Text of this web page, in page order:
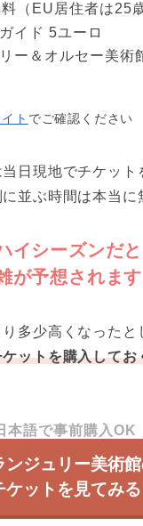
（EU居住者は25
イド 5ユーロ
ー＆オルセー美術
ト でご確認ください
日現地でチケット
並ぶ時間は本当に
イシーズンだ
が予想されます
多少高くなったと
ットを購入してお
本語で事前購入OK
ンジュリー美術
ケットを見てみる